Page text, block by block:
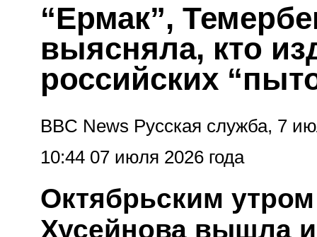
“Ермак”,
выясняла, кто
российских
BBC News Русская служба, 7
10:44 07 июля 2026 года
Октябрьским
Хусейнова вышла